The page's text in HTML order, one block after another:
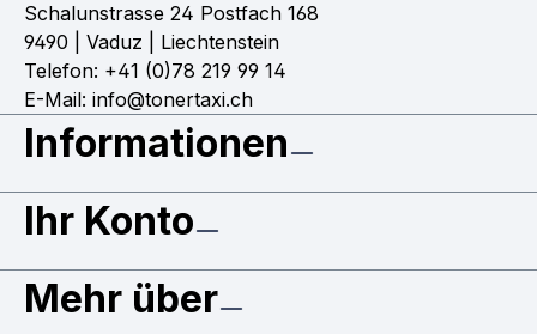
Schalunstrasse 24 Postfach 168
9490 | Vaduz | Liechtenstein
Telefon: +41 (0)78 219 99 14
E-Mail: info@tonertaxi.ch
Informationen
Ihr Konto
Mehr über